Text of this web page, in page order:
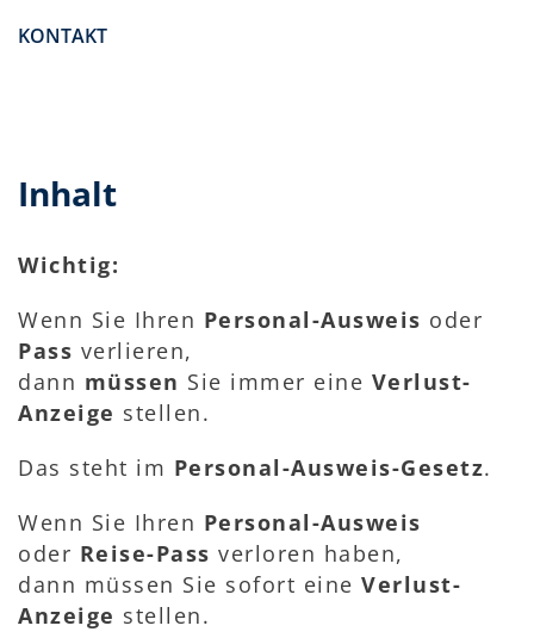
KONTAKT
Inhalt
Wichtig:
Wenn Sie Ihren Personal-Ausweis oder
Pass verlieren,
dann müssen Sie immer eine Verlust-
Anzeige stellen.
Das steht im Personal-Ausweis-Gesetz.
Wenn Sie Ihren Personal-Ausweis
oder Reise-Pass verloren haben,
dann müssen Sie sofort eine Verlust-
Anzeige stellen.